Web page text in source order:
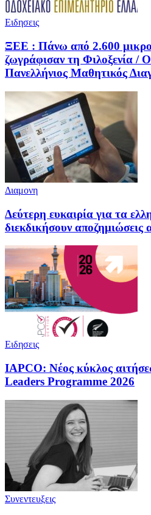
Ειδησεις
ΞΕΕ : Πάνω από 2.600
ζωγράφισαν τη Φιλοξενία /
Πανελλήνιος Μαθητικός
Διαμονη
Δεύτερη ευκαιρία για τα
διεκδικήσουν
Ειδησεις
IAPCO: Νέος κύκλος
Leaders Programme 2026
Συνεντευξεις